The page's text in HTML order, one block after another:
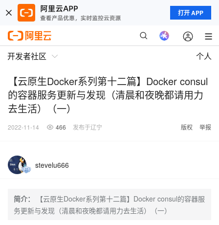
打开 APP
开发者社区 个人
【云原生Docker系列第十二篇】Docker consul
的容器服务更新与发现（清晨和夜晚都请用力
去生活）（一）
2022-11-14 466 发布于辽宁 版权 举报
stevelu666
简介：
【云原生Docker系列第十二篇】Docker consul的容器服
务更新与发现（清晨和夜晚都请用力去生活）（一）